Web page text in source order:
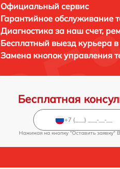
Официальный сервис
Гарантийное обслуживание
Диагностика за наш счет,
Бесплатный выезд курьера
Замена кнопок управления
Бесплатная
Нажимая на кнопку "Оставить заявку"